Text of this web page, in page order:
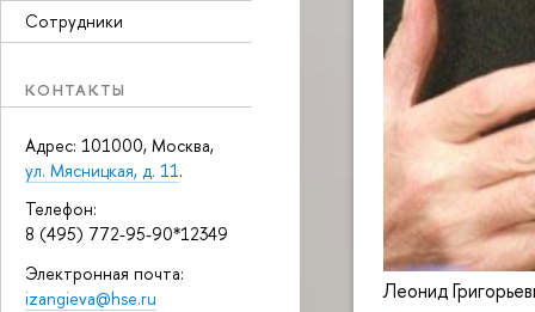
Сотрудники
КОНТАКТЫ
Адрес: 101000, Москва,
ул. Мясницкая, д. 11.
Телефон:
8 (495) 772-95-90*12349
Электронная почта:
izangieva@hse.ru
Леонид